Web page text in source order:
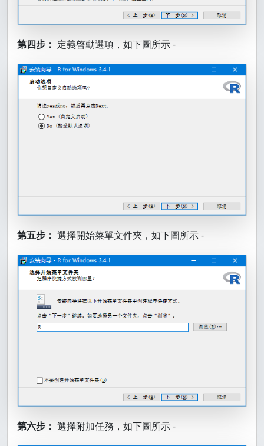
第四步： 定義啓動選項，如下圖所示 -
第五步： 選擇開始菜單文件夾，如下圖所示 -
第六步： 選擇附加任務，如下圖所示 -